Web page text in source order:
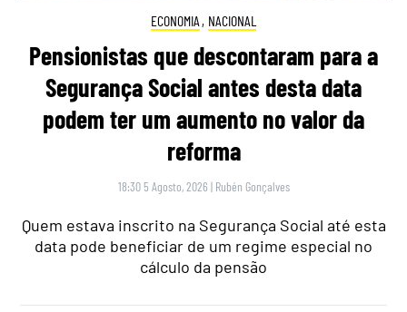
ECONOMIA , NACIONAL
Pensionistas que descontaram para a
Segurança Social antes desta data
podem ter um aumento no valor da
reforma
18:30 5 Agosto, 2026 | Rubén Gonçalves
Quem estava inscrito na Segurança Social até esta
data pode beneficiar de um regime especial no
cálculo da pensão